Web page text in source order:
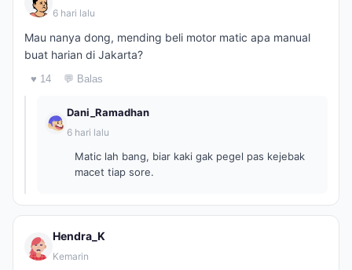
6 hari lalu
Mau nanya dong, mending beli motor matic apa manual
buat harian di Jakarta?
♥ 14 💬 Balas
Dani_Ramadhan
6 hari lalu
Matic lah bang, biar kaki gak pegel pas kejebak
macet tiap sore.
Hendra_K
Kemarin